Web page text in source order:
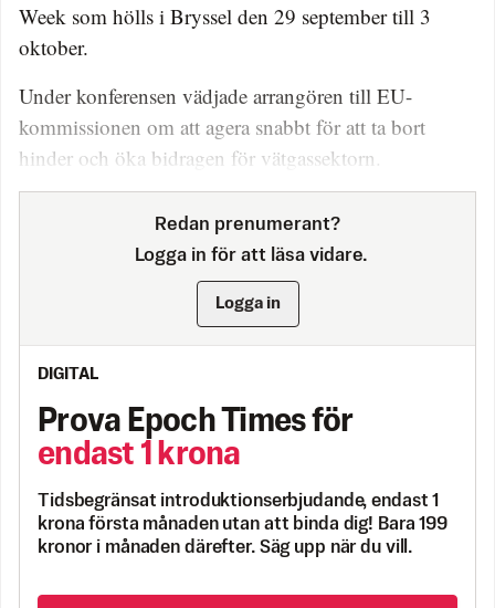
Week som hölls i Bryssel den 29 september till 3
oktober.
Under konferensen vädjade arrangören till EU-
kommissionen om att agera snabbt för att ta bort
hinder och öka bidragen för vätgassektorn.
Redan prenumerant?
Logga in för att läsa vidare.
Logga in
DIGITAL
Prova Epoch Times för
endast 1 krona
Tidsbegränsat introduktionserbjudande, endast 1
krona första månaden utan att binda dig! Bara 199
kronor i månaden därefter. Säg upp när du vill.